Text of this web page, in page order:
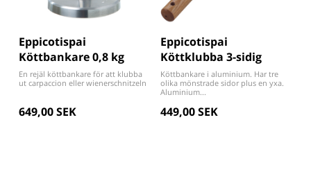
Eppicotispai
Köttbankare 0,8 kg
En rejäl köttbankare för att klubba
ut carpaccion eller wienerschnitzeln
649,00 SEK
Eppicotispai
Köttklubba 3-sidig
Köttbankare i aluminium. Har tre
olika mönstrade sidor plus en yxa.
Aluminium...
449,00 SEK